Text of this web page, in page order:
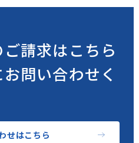
請求はこちら
問い合わせく
せはこちら